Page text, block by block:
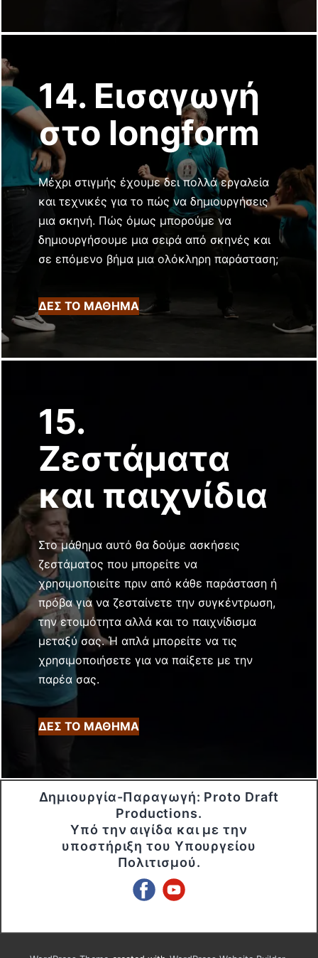
14. Εισαγωγή
στο longform
Μέχρι στιγμής έχουμε δει πολλά εργαλεία
και τεχνικές για το πώς να δημιουργήσεις
μια σκηνή. Πώς όμως μπορούμε να
δημιουργήσουμε μια σειρά από σκηνές και
σε επόμενο βήμα μια ολόκληρη παράσταση;
ΔΕΣ ΤΟ ΜΑΘΗΜΑ
15.
Ζεστάματα
και παιχνίδια
Στο μάθημα αυτό θα δούμε ασκήσεις
ζεστάματος που μπορείτε να
χρησιμοποιείτε πριν από κάθε παράσταση ή
πρόβα για να ζεσταίνετε την συγκέντρωση,
την ετοιμότητα αλλά και το παιχνίδισμα
μεταξύ σας. Ή απλά μπορείτε να τις
χρησιμοποιήσετε για να παίξετε με την
παρέα σας.
ΔΕΣ ΤΟ ΜΑΘΗΜΑ
Δημιουργία-Παραγωγή: Proto Draft
Productions.
Υπό την αιγίδα και με την
υποστήριξη του Υπουργείου
Πολιτισμού.